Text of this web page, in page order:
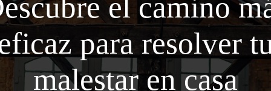
el camino
para resolver
malestar en casa